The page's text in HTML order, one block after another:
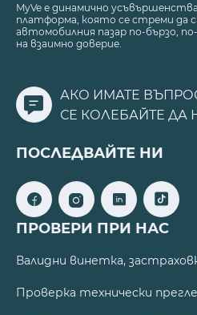
MyVe е динамично
платформа, която се стреми да
автомобилния пазар по-бързо,
на взаимно доверие.
АКО ИМАТЕ
СЕ КОЛЕБАЙТЕ ДА
ПОСЛЕДВАЙТЕ НИ
ПРОВЕРИ ПРИ НАС
Валидни винетка,
Проверка технически